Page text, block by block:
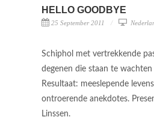
HELLO GOODBYE
25 September 2011
Schiphol met vertrekkende
degenen die staan te
Resultaat: meeslepende
ontroerende anekdotes.
Linssen.